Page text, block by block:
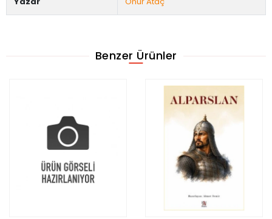
Benzer Ürünler